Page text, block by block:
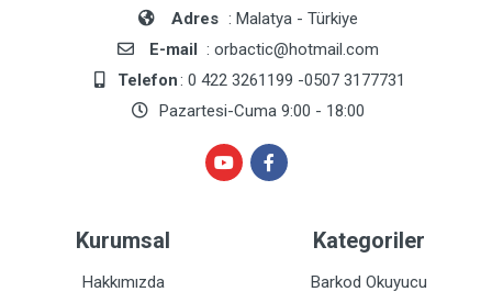
Adres : Malatya - Türkiye
E-mail : orbactic@hotmail.com
Telefon: 0 422 3261199 -0507 3177731
Pazartesi-Cuma 9:00 - 18:00
Kurumsal
Hakkımızda
Kategoriler
Barkod Okuyucu